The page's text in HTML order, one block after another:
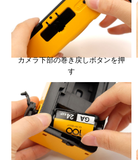
カメラ下部の巻き戻しボタンを押
す